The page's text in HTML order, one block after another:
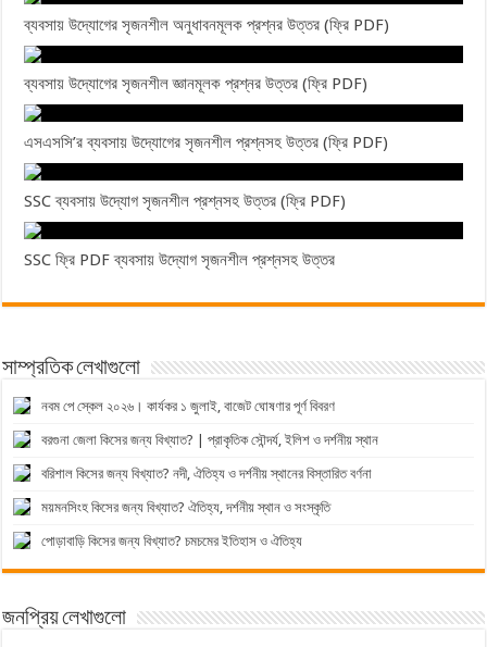
ব্যবসায় উদ্যোগের সৃজনশীল অনুধাবনমূলক প্রশ্নর উত্তর (ফ্রি PDF)
ব্যবসায় উদ্যোগের সৃজনশীল জ্ঞানমূলক প্রশ্নর উত্তর (ফ্রি PDF)
এসএসসি’র ব্যবসায় উদ্যোগের সৃজনশীল প্রশ্নসহ উত্তর (ফ্রি PDF)
SSC ব্যবসায় উদ্যোগ সৃজনশীল প্রশ্নসহ উত্তর (ফ্রি PDF)
SSC ফ্রি PDF ব্যবসায় উদ্যোগ সৃজনশীল প্রশ্নসহ উত্তর
সাম্প্রতিক লেখাগুলো
নবম পে স্কেল ২০২৬। কার্যকর ১ জুলাই, বাজেট ঘোষণার পূর্ণ বিবরণ
বরগুনা জেলা কিসের জন্য বিখ্যাত? | প্রাকৃতিক সৌন্দর্য, ইলিশ ও দর্শনীয় স্থান
বরিশাল কিসের জন্য বিখ্যাত? নদী, ঐতিহ্য ও দর্শনীয় স্থানের বিস্তারিত বর্ণনা
ময়মনসিংহ কিসের জন্য বিখ্যাত? ঐতিহ্য, দর্শনীয় স্থান ও সংস্কৃতি
পোড়াবাড়ি কিসের জন্য বিখ্যাত? চমচমের ইতিহাস ও ঐতিহ্য
জনপ্রিয় লেখাগুলো